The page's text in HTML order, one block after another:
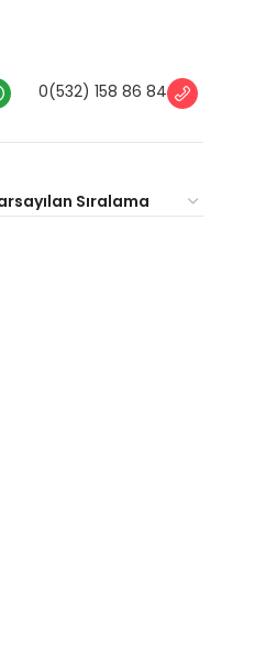
0(532) 158 86 84